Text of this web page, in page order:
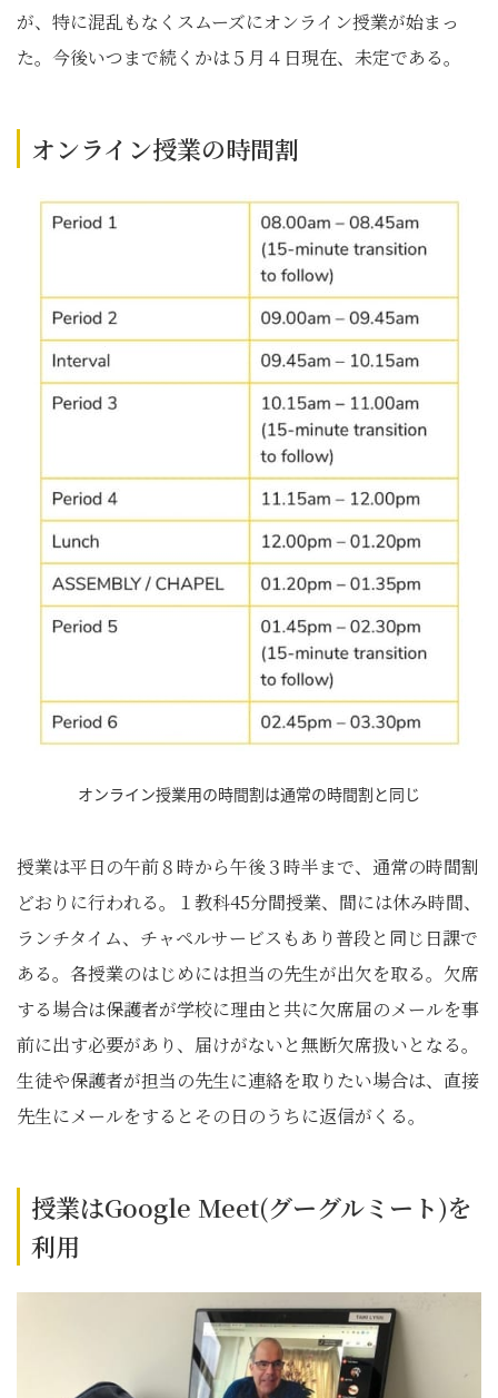
が、特に混乱もなくスムーズにオンライン授業が始まっ
た。今後いつまで続くかは５月４日現在、未定である。
オンライン授業の時間割
オンライン授業用の時間割は通常の時間割と同じ
授業は平日の午前８時から午後３時半まで、通常の時間割
どおりに行われる。１教科45分間授業、間には休み時間、
ランチタイム、チャペルサービスもあり普段と同じ日課で
ある。各授業のはじめには担当の先生が出欠を取る。欠席
する場合は保護者が学校に理由と共に欠席届のメールを事
前に出す必要があり、届けがないと無断欠席扱いとなる。
生徒や保護者が担当の先生に連絡を取りたい場合は、直接
先生にメールをするとその日のうちに返信がくる。
授業はGoogle Meet(グーグルミート)を
利用